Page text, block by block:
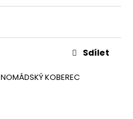
NOMÁDSKÝ KOBEREC
Sdílet